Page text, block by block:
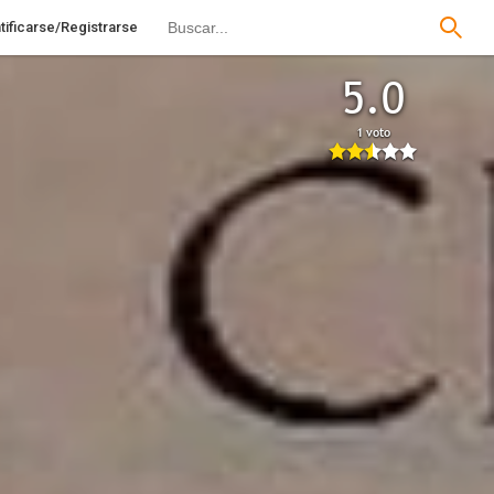
Registrarse
5.0
1 voto